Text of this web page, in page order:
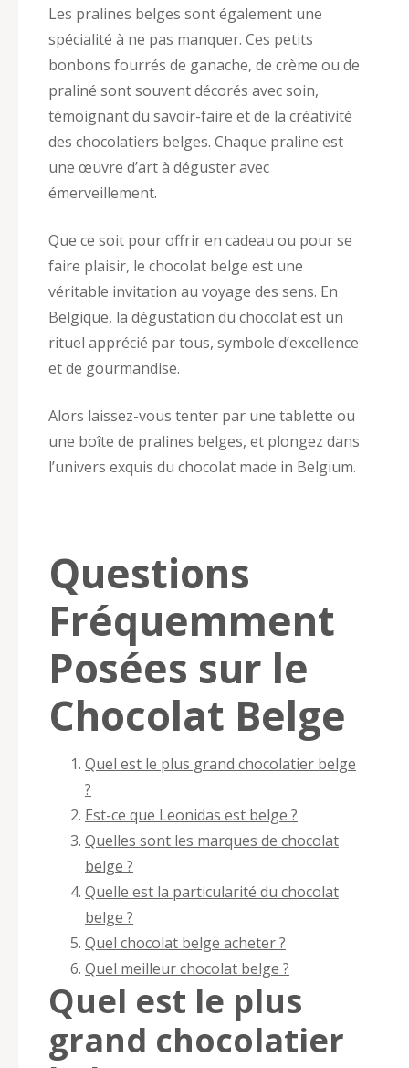
Les pralines belges sont également une
spécialité à ne pas manquer. Ces petits
bonbons fourrés de ganache, de crème ou de
praliné sont souvent décorés avec soin,
témoignant du savoir-faire et de la créativité
des chocolatiers belges. Chaque praline est
une œuvre d’art à déguster avec
émerveillement.
Que ce soit pour offrir en cadeau ou pour se
faire plaisir, le chocolat belge est une
véritable invitation au voyage des sens. En
Belgique, la dégustation du chocolat est un
rituel apprécié par tous, symbole d’excellence
et de gourmandise.
Alors laissez-vous tenter par une tablette ou
une boîte de pralines belges, et plongez dans
l’univers exquis du chocolat made in Belgium.
Questions
Fréquemment
Posées sur le
Chocolat Belge
Quel est le plus grand chocolatier belge
?
Est-ce que Leonidas est belge ?
Quelles sont les marques de chocolat
belge ?
Quelle est la particularité du chocolat
belge ?
Quel chocolat belge acheter ?
Quel meilleur chocolat belge ?
Quel est le plus
grand chocolatier